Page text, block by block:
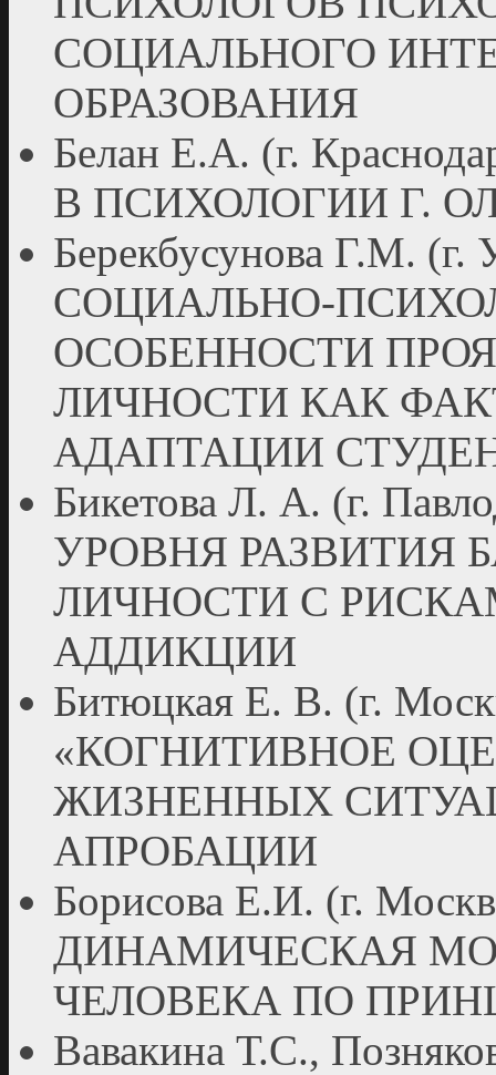
СОЦИАЛЬНОГО
ОБРАЗОВАНИЯ
Белан Е.А. (г.
В ПСИХОЛОГИИ Г.
Берекбусунова Г.М. (г.
СОЦИАЛЬНО-
ОСОБЕННОСТИ
ЛИЧНОСТИ КАК
АДАПТАЦИИ
Бикетова Л. А. (г.
УРОВНЯ РАЗВИТИЯ
ЛИЧНОСТИ С
АДДИКЦИИ
Битюцкая Е. В. (г.
«КОГНИТИВНОЕ
ЖИЗНЕННЫХ
АПРОБАЦИИ
Борисова Е.И. (г.
ДИНАМИЧЕСКАЯ
ЧЕЛОВЕКА ПО
Вавакина Т.С.,